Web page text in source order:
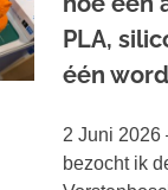
PLA,
één
2 Juni 2026
bezocht ik